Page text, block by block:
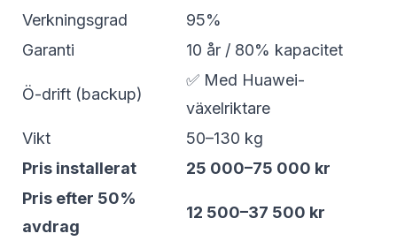
Verkningsgrad
95%
Garanti
10 år / 80% kapacitet
Ö-drift (backup)
✅ Med Huawei-
växelriktare
Vikt
50–130 kg
Pris installerat
25 000–75 000 kr
Pris efter 50%
avdrag
12 500–37 500 kr